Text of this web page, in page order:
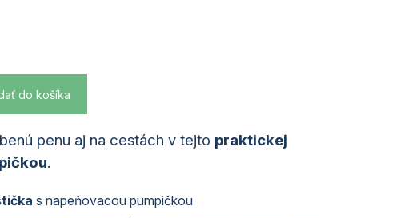
do košíka
penu aj na cestách v tejto praktickej
.
s napeňovacou pumpičkou